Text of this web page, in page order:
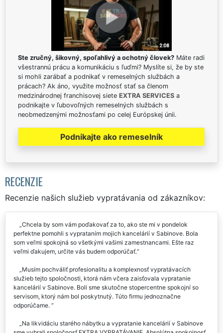
Ste zručný, šikovný, spoľahlivý a ochotný človek? Máte radi
všestrannú prácu a komunikáciu s ľuďmi? Myslíte si, že by ste
si mohli zarábať a podnikať v remeselných službách a
prácach? Ak áno, využite možnosť stať sa členom
medzinárodnej franchisovej siete EXTRA SERVICES a
podnikajte v ľubovoľných remeselných službách s
neobmedzenými možnosťami po celej Európskej únii.
Podnikajte ako remeselník
RECENZIE
Recenzie našich služieb vypratávania od zákazníkov:
Chcela by som vám poďakovať za to, ako ste mi v pondelok
perfektne pomohli s vyprataním mojich kancelárií v Sabinove. Bola
som veľmi spokojná so všetkými vašimi zamestnancami. Ešte raz
veľmi ďakujem, určite vás budem odporúčať.
Musím pochváliť profesionalitu a komplexnosť vypratávacích
služieb tejto spoločnosti, ktorá nám včera zaisťovala vypratanie
kancelárií v Sabinove. Boli sme skutočne stopercentne spokojní so
servisom, ktorý nám bol poskytnutý. Túto firmu jednoznačne
odporúčame.
Na likvidáciu starého nábytku a vypratanie kancelárií v Sabinove